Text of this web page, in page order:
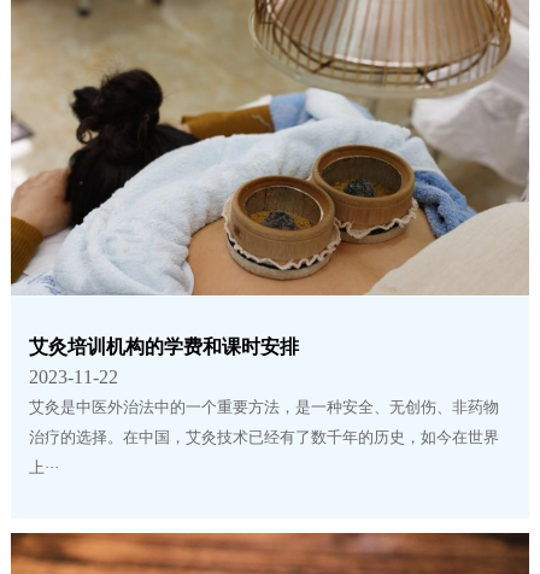
艾灸培训机构的学费和课时安排
2023-11-22
艾灸是中医外治法中的一个重要方法，是一种安全、无创伤、非药物
治疗的选择。在中国，艾灸技术已经有了数千年的历史，如今在世界
上···